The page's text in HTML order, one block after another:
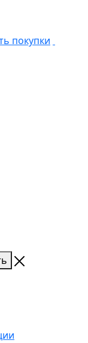
покупки